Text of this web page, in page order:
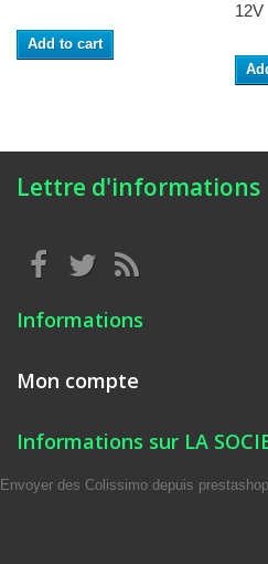
Add to cart
12V
Lettre d'informations
Informations
Mon compte
Informations sur LA
Envoyer des Colissimo depuis prestashop